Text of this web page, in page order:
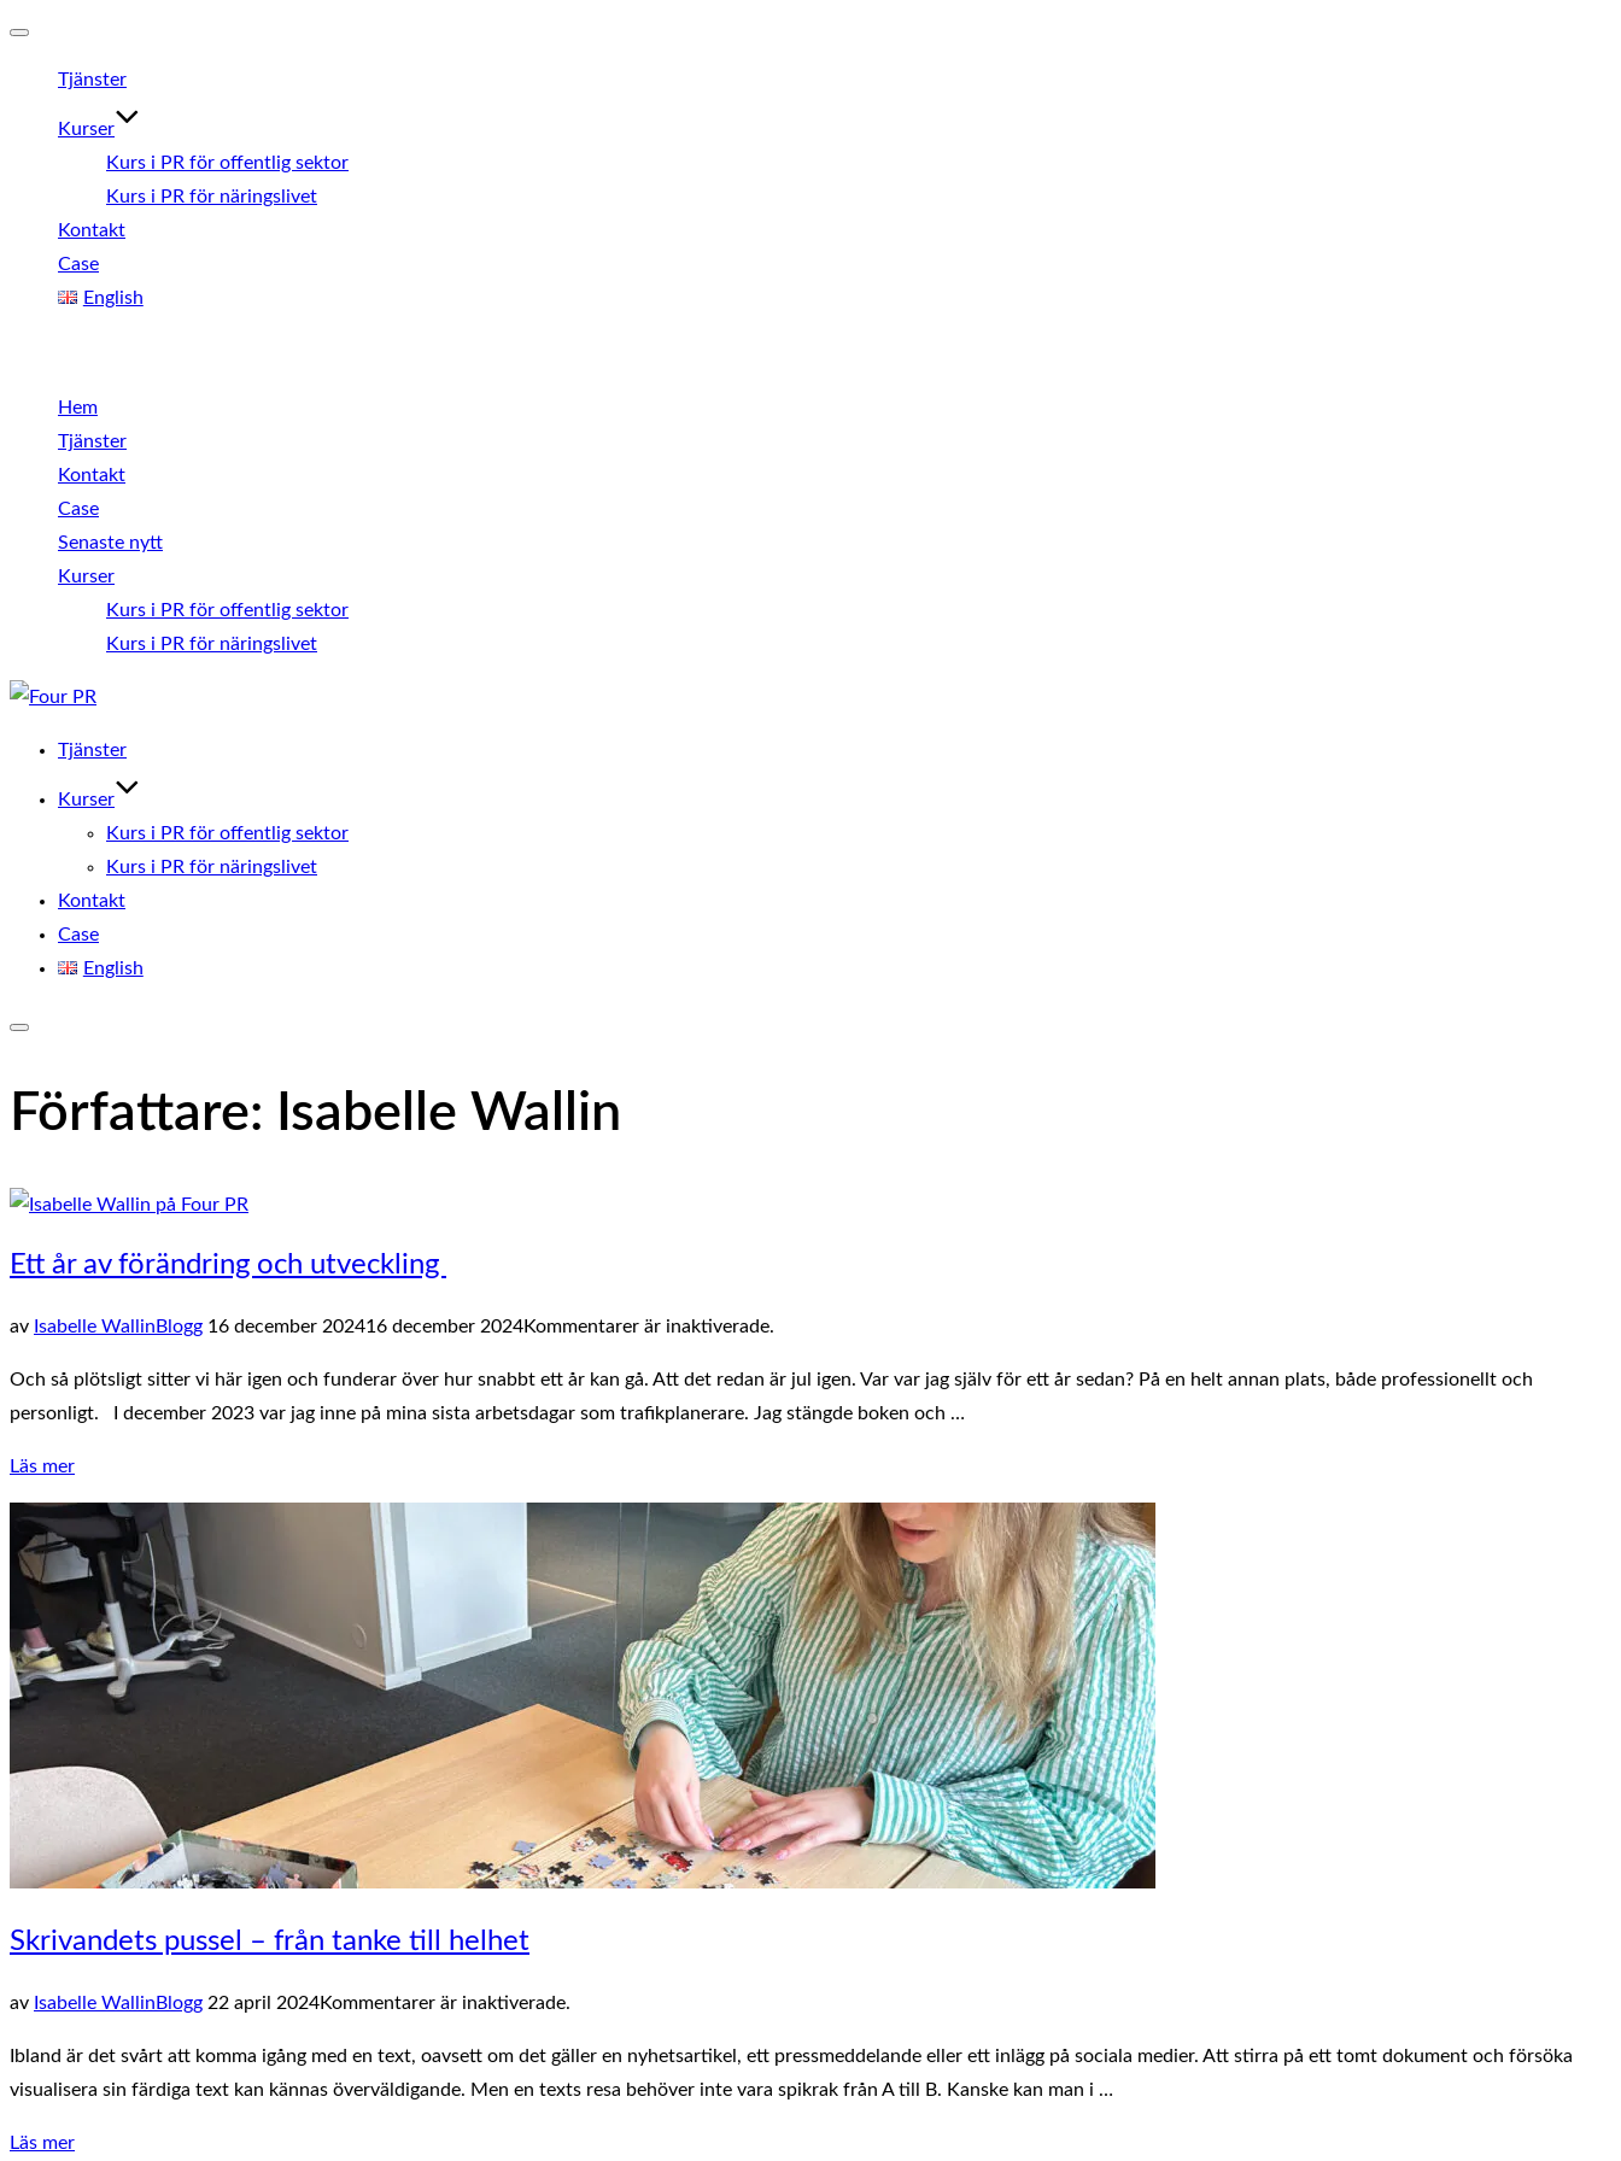
på/avTjänster
Kurser
Kurs i PR för offentlig sektor
Kurs i PR för näringslivet
Kontakt
Case
English
Hem
Tjänster
Kontakt
Case
Senaste nytt
Kurser
Kurs i PR för offentlig sektor
Kurs i PR för näringslivet
Hoppa
innehåll
Tjänster
Kurser
Kurs i PR för offentlig sektor
Kurs i PR för näringslivet
Kontakt
Case
English
sidopanel
Författare: Isabelle Wallin
Ett år av förändring och utveckling
av Isabelle WallinBloggPublicerat
16 december 202416 december 2024Kommentarer är inaktiverade.
Och så plötsligt sitter vi här igen och funderar över hur snabbt ett år kan gå. Att det redan är jul igen. Var var jag själv för ett år sedan? På en helt annan plats, både professionellt och
personligt. I december 2023 var jag inne på mina sista arbetsdagar som trafikplanerare. Jag stängde boken och …
Läs mer”Ett
år
av
förändring
och
utveckling ”
Skrivandets pussel – från tanke till helhet
av Isabelle Wallin BloggPublicerat
22 april 2024Kommentarer är inaktiverade.
Ibland är det svårt att komma igång med en text, oavsett om det gäller en nyhetsartikel, ett pressmeddelande eller ett inlägg på sociala medier. Att stirra på ett tomt dokument och försöka
visualisera sin färdiga text kan kännas överväldigande. Men en texts resa behöver inte vara spikrak från A till B. Kanske kan man i …
Läs mer”Skrivandets